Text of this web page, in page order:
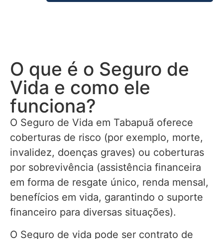
O que é o Seguro de
Vida e como ele
funciona?
O Seguro de Vida em Tabapuã oferece
coberturas de risco (por exemplo, morte,
invalidez, doenças graves) ou coberturas
por sobrevivência (assistência financeira
em forma de resgate único, renda mensal,
benefícios em vida, garantindo o suporte
financeiro para diversas situações).
O Seguro de vida pode ser contrato de